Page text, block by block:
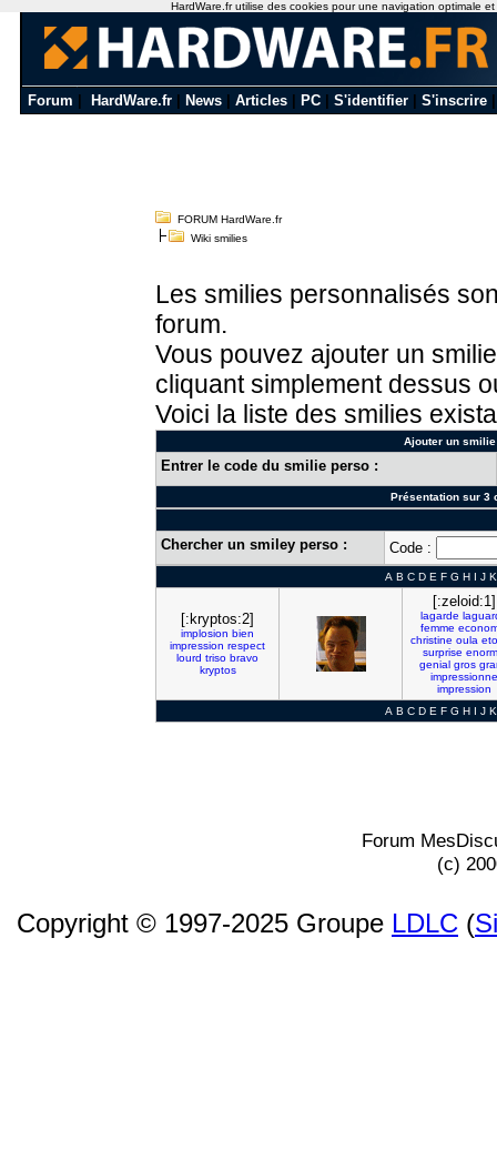
Forum HardWare.fr News Articles PC S'identifier S'inscrire
FORUM HardWare.fr
Wiki smilies
Les smilies personnalisés
forum.
Vous pouvez ajouter un
cliquant simplement dessus
Voici la liste des smilies
Ajouter un
Entrer le code du smilie perso :
Présentation sur 3
Chercher un smiley perso : Code :
A B C D E F G H I J K
[:kryptos:2]
implosion bien
impression respect
lourd triso bravo
kryptos
[:zeloid:1]
lagarde
femme
christine oula
surprise
genial gros
impressionne
impression
A B C D E F G H I J K
Forum
(c)
Copyright © 1997-2025 Groupe LDLC (
HardWare.fr utilise des cookies pour une navigation optimale